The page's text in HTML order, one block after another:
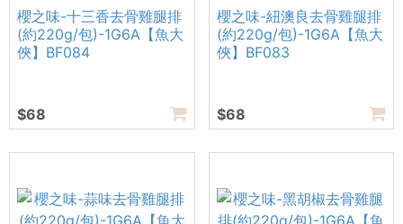
櫻之味-十三香去骨雞腿排
(約220g/包)-1G6A【魚大
俠】BF084
$68
櫻之味-紐澳良去骨雞腿排
(約220g/包)-1G6A【魚大
俠】BF083
$68